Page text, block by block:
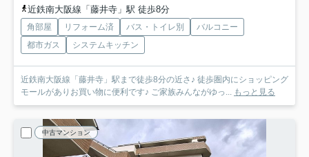
近鉄南大阪線「藤井寺」駅 徒歩8分
角部屋 リフォーム済 バス・トイレ別
バルコニー
都市ガス
システムキッチン
近鉄南大阪線「藤井寺」駅まで徒歩8分の近さ♪ 徒歩圏内にショッピング
モールがありお買い物に便利です♪ ご家族みんながゆっ...
もっと見る
中古マンション